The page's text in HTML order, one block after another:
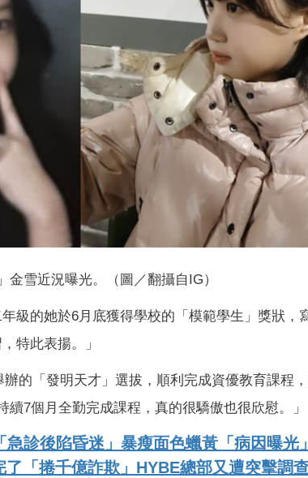
金雪近況曝光。（圖／翻攝自IG）
級的她於6月底獲得學校的「模範學生」獎狀，
特此表揚。」
的「發明天才」選拔，順利完成資優教育課程
7個月全勤完成課程，真的很驕傲也很欣慰。」
診後陷昏迷」暴瘦面色蠟黃「病因曝光」
「捲千億詐欺」HYBE總部又遭突擊調